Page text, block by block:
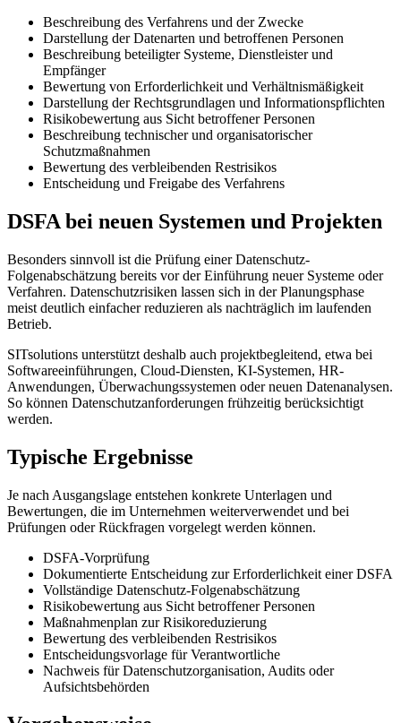
Beschreibung des Verfahrens und der Zwecke
Darstellung der Datenarten und betroffenen Personen
Beschreibung beteiligter Systeme, Dienstleister und
Empfänger
Bewertung von Erforderlichkeit und Verhältnismäßigkeit
Darstellung der Rechtsgrundlagen und Informationspflichten
Risikobewertung aus Sicht betroffener Personen
Beschreibung technischer und organisatorischer
Schutzmaßnahmen
Bewertung des verbleibenden Restrisikos
Entscheidung und Freigabe des Verfahrens
DSFA bei neuen Systemen und Projekten
Besonders sinnvoll ist die Prüfung einer Datenschutz-
Folgenabschätzung bereits vor der Einführung neuer Systeme oder
Verfahren. Datenschutzrisiken lassen sich in der Planungsphase
meist deutlich einfacher reduzieren als nachträglich im laufenden
Betrieb.
SITsolutions unterstützt deshalb auch projektbegleitend, etwa bei
Softwareeinführungen, Cloud-Diensten, KI-Systemen, HR-
Anwendungen, Überwachungssystemen oder neuen Datenanalysen.
So können Datenschutzanforderungen frühzeitig berücksichtigt
werden.
Typische Ergebnisse
Je nach Ausgangslage entstehen konkrete Unterlagen und
Bewertungen, die im Unternehmen weiterverwendet und bei
Prüfungen oder Rückfragen vorgelegt werden können.
DSFA-Vorprüfung
Dokumentierte Entscheidung zur Erforderlichkeit einer DSFA
Vollständige Datenschutz-Folgenabschätzung
Risikobewertung aus Sicht betroffener Personen
Maßnahmenplan zur Risikoreduzierung
Bewertung des verbleibenden Restrisikos
Entscheidungsvorlage für Verantwortliche
Nachweis für Datenschutzorganisation, Audits oder
Aufsichtsbehörden